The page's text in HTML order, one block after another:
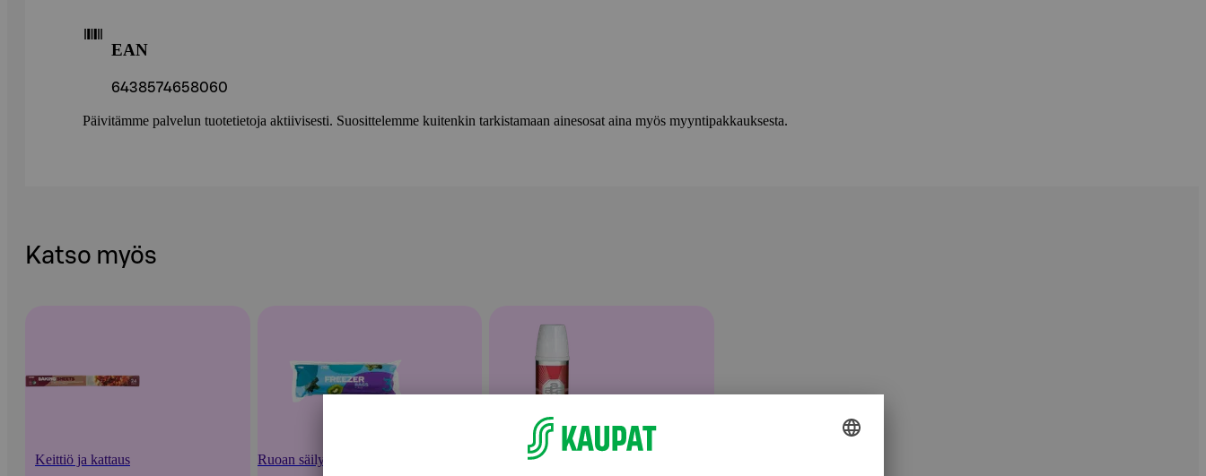
EAN
6438574658060
Päivitämme palvelun tuotetietoja aktiivisesti. Suosittelemme kuitenkin tarkistamaan ainesosat aina myös myyntipakkauksesta.
Katso myös
Keittiö ja kattaus Ruoan säilytysastiat ja -välineet Termospullot ja -astiat